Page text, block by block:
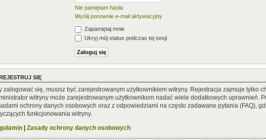
Nie pamiętam hasła
Wyślij ponownie e-mail aktywacyjny
Zapamiętaj mnie
Ukryj mój status podczas tej sesji
SIĘ
zalogować się, musisz być zarejestrowanym użytkownikiem witryny. Rejestracja zajmuje tylko
witryny może zarejestrowanym użytkownikom nadać wiele dodatkowych uprawnień.
ochrony danych osobowych oraz z odpowiedziami na często zadawane pytania (FAQ),
funkcjonowania witryny.
| Zasady ochrony danych osobowych